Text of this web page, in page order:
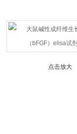
点击放大